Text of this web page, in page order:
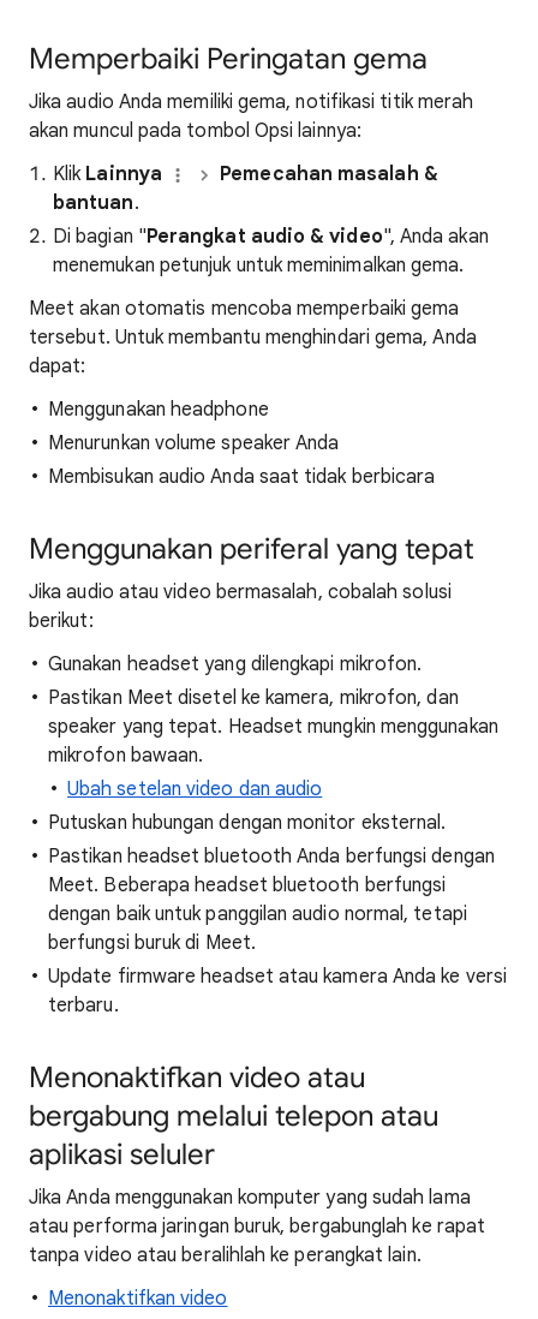
Memperbaiki Peringatan gema
Jika audio Anda memiliki gema, notifikasi titik merah
akan muncul pada tombol Opsi lainnya:
Klik Lainnya
Pemecahan masalah &
bantuan.
Di bagian "Perangkat audio & video", Anda akan
menemukan petunjuk untuk meminimalkan gema.
Meet akan otomatis mencoba memperbaiki gema
tersebut. Untuk membantu menghindari gema, Anda
dapat:
Menggunakan headphone
Menurunkan volume speaker Anda
Membisukan audio Anda saat tidak berbicara
Menggunakan periferal yang tepat
Jika audio atau video bermasalah, cobalah solusi
berikut:
Gunakan headset yang dilengkapi mikrofon.
Pastikan Meet disetel ke kamera, mikrofon, dan
speaker yang tepat. Headset mungkin menggunakan
mikrofon bawaan.
Ubah setelan video dan audio
Putuskan hubungan dengan monitor eksternal.
Pastikan headset bluetooth Anda berfungsi dengan
Meet. Beberapa headset bluetooth berfungsi
dengan baik untuk panggilan audio normal, tetapi
berfungsi buruk di Meet.
Update firmware headset atau kamera Anda ke versi
terbaru.
Menonaktifkan video atau
bergabung melalui telepon atau
aplikasi seluler
Jika Anda menggunakan komputer yang sudah lama
atau performa jaringan buruk, bergabunglah ke rapat
tanpa video atau beralihlah ke perangkat lain.
Menonaktifkan video